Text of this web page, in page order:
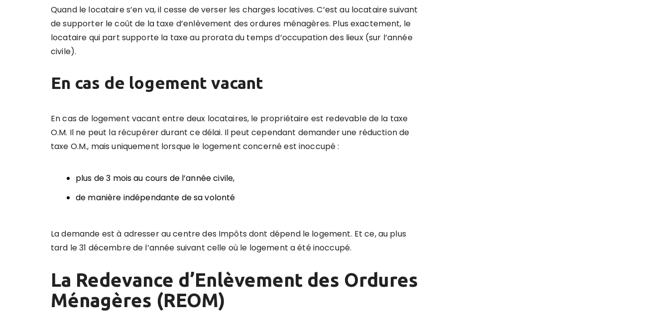
Quand le locataire s’en va, il cesse de verser les charges locatives. C’est au locataire suivant
de supporter le coût de la taxe d’enlèvement des ordures ménagères. Plus exactement, le
locataire qui part supporte la taxe au prorata du temps d’occupation des lieux (sur l’année
civile).
En cas de logement vacant
En cas de logement vacant entre deux locataires, le propriétaire est redevable de la taxe
O.M. Il ne peut la récupérer durant ce délai. Il peut cependant demander une réduction de
taxe O.M., mais uniquement lorsque le logement concerné est inoccupé :
plus de 3 mois au cours de l’année civile,
de manière indépendante de sa volonté
La demande est à adresser au centre des Impôts dont dépend le logement. Et ce, au plus
tard le 31 décembre de l’année suivant celle où le logement a été inoccupé.
La Redevance d’Enlèvement des Ordures
Ménagères (REOM)